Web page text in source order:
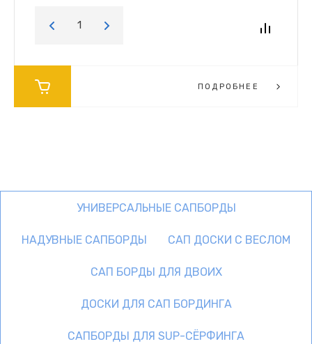
ПОДРОБНЕЕ
УНИВЕРСАЛЬНЫЕ САПБОРДЫ
НАДУВНЫЕ САПБОРДЫ САП ДОСКИ С ВЕСЛОМ
САП БОРДЫ ДЛЯ ДВОИХ
ДОСКИ ДЛЯ САП БОРДИНГА
САПБОРДЫ ДЛЯ SUP-СЁРФИНГА